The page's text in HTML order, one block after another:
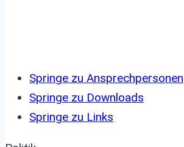
Springe zu Ansprechpersonen
Springe zu Downloads
Springe zu Links